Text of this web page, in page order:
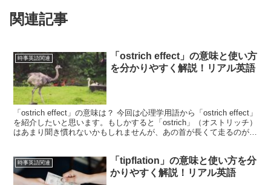
関連記事
時事英語関連
「ostrich effect」の意味と使い方
を分かりやすく解説！リアル英語
「ostrich effect」の意味は？ 今回は心理学用語から「ostrich effect」
を紹介したいと思います。もしかすると「ostrich」（オストリッチ）
はあまり聞き慣れないかもしれませんが、あの首が長くて走るのが早
時事英語関連
「tipflation」の意味と使い方を分
かりやすく解説！リアル英語